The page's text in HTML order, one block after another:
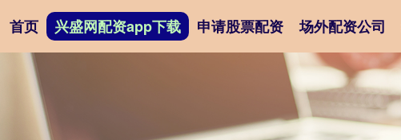
首页 兴盛网配资app下载 申请股票配资 场外配资公司